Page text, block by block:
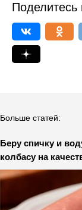
Поделитесь
Больше статей:
Беру спичку и
колбасу на